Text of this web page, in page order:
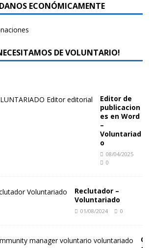
ECONÓMICAMENTE
DE VOLUNTARIO!
Editor de
publicacion
es en Word
–
Voluntariad
o
08/04/2025
0
Reclutador –
Voluntariado
01/08/2024 0
C